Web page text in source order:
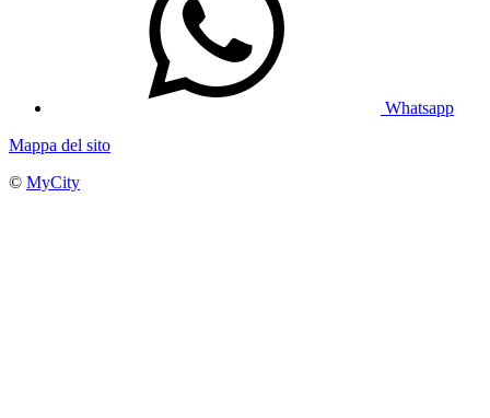
Whatsapp
Mappa del sito
© MyCity